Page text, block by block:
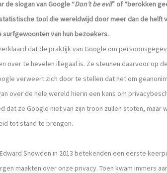
de slogan van Google “Don’t be evil” of “berokken
tool die wereldwijd door meer dan de helft
van hun bezoekers.
dat de praktijk van Google om
over te hevelen illegaal is. Ze steunen daarvoor op
verweert zich door te stellen dat het om
over de hele wereld hierin een kans om
dat ze Google niet van zijn troon zullen stoten, maar
tot stand te brengen.
Snowden in 2013 betekenden een eerste
maakten over onze privacy. Toen kwam immers